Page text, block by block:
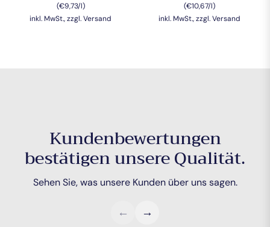
Preis
(€9,73/l)
inkl. MwSt., zzgl. Versand
Preis
(€10,67/l)
inkl. MwSt., zzgl. Versand
Kundenbewertungen
bestätigen unsere Qualität.
Sehen Sie, was unsere Kunden über uns sagen.
← →